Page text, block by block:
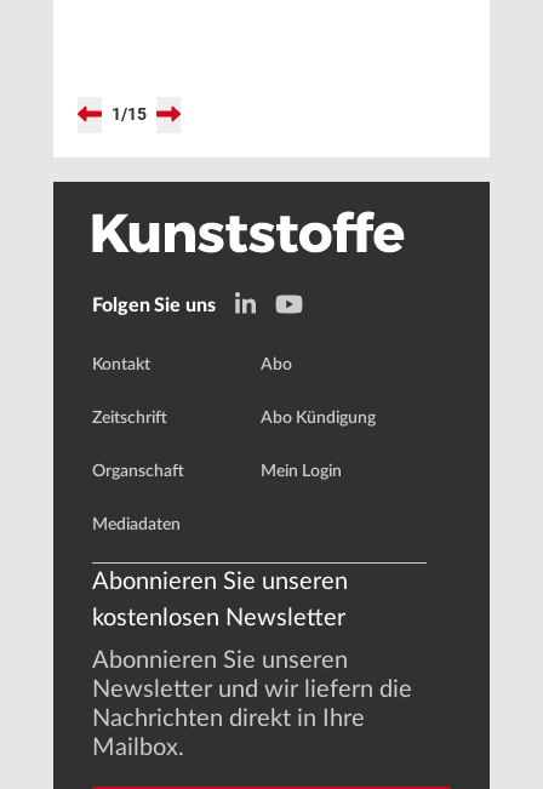
1/15
Folgen Sie uns
Kontakt
Zeitschrift
Organschaft
Mediadaten
Abo
Abo Kündigung
Mein Login
Abonnieren Sie unseren
kostenlosen Newsletter
Abonnieren Sie unseren
Newsletter und wir liefern die
Nachrichten direkt in Ihre
Mailbox.